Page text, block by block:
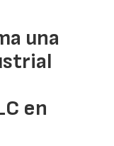
una
en